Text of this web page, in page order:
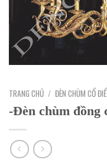
TRANG CHỦ / ĐÈN CHÙM CỔ
-Đèn chùm đồng